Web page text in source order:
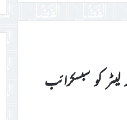
کو سبسکرائب